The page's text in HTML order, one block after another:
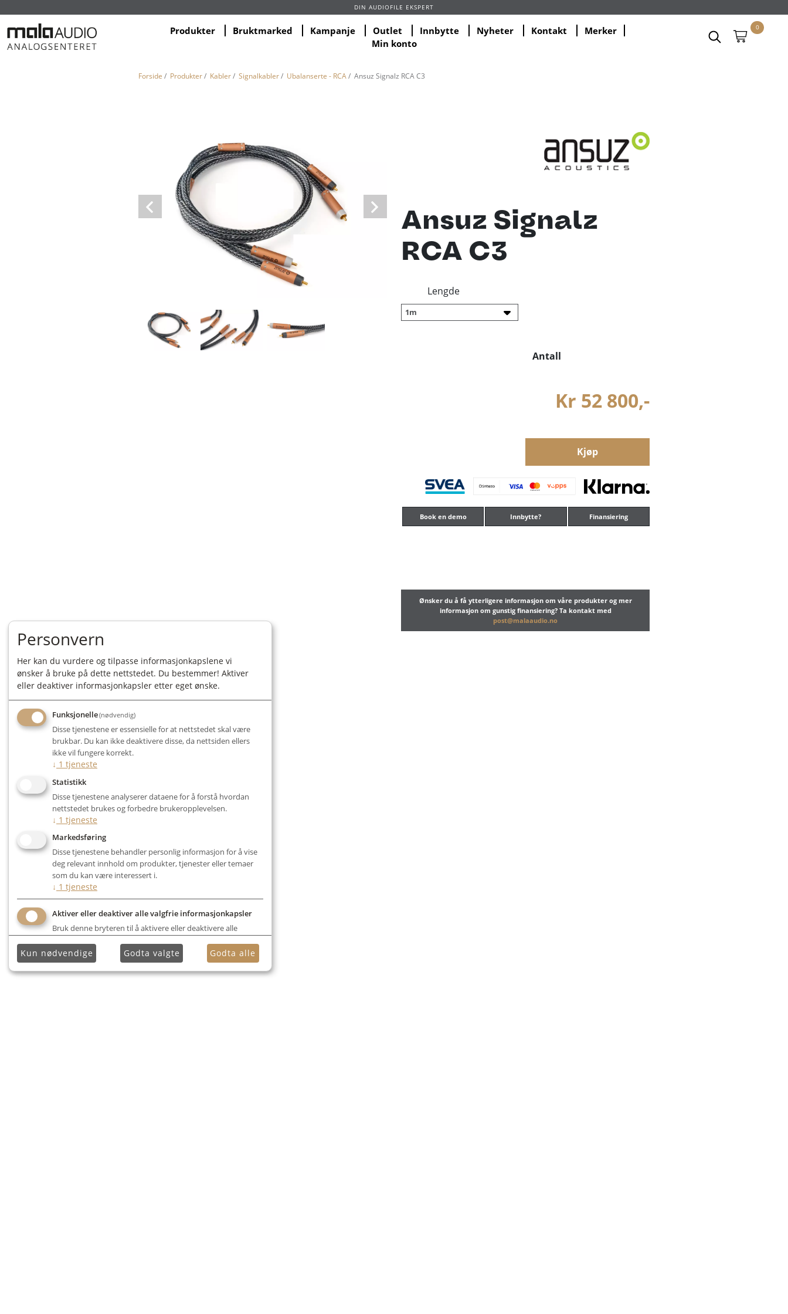
DIN AUDIOFILE EKSPERT
Produkter Bruktmarked Kampanje Outlet Innbytte Nyheter Kontakt
Merker
Min konto
0
Forside / Produkter/ Kabler/ Signalkabler/ Ubalanserte - RCA / Ansuz Signalz RCA C3
Ansuz Signalz
RCA C3
Lengde
Antall
Kr 52 800,-
Kjøp
Book en demo Innbytte? Finansiering
Ønsker du å få ytterligere informasjon om våre produkter og mer
informasjon om gunstig finansiering? Ta kontakt med
post@malaaudio.no
Personvern
Her kan du vurdere og tilpasse informasjonkapslene vi
ønsker å bruke på dette nettstedet. Du bestemmer! Aktiver
eller deaktiver informasjonkapsler etter eget ønske.
Funksjonelle(nødvendig)
Disse tjenestene er essensielle for at nettstedet skal være
brukbar. Du kan ikke deaktivere disse, da nettsiden ellers
ikke vil fungere korrekt.
↓ 1 tjeneste
Statistikk
Disse tjenestene analyserer dataene for å forstå hvordan
nettstedet brukes og forbedre brukeropplevelsen.
↓ 1 tjeneste
Markedsføring
Disse tjenestene behandler personlig informasjon for å vise
deg relevant innhold om produkter, tjenester eller temaer
som du kan være interessert i.
↓ 1 tjeneste
Aktiver eller deaktiver alle valgfrie informasjonkapsler
Bruk denne bryteren til å aktivere eller deaktivere alle
Kun nødvendige Godta valgte Godta alle